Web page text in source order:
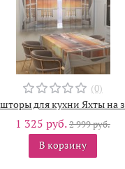
(0)
для кухни Яхты на
1 325 руб.2 999 руб.
В корзину